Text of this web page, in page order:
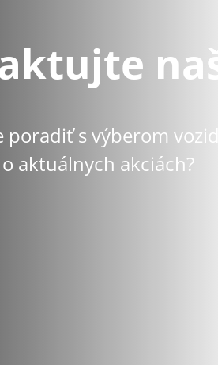
poradiť s výberom
aktuálnych akciách?